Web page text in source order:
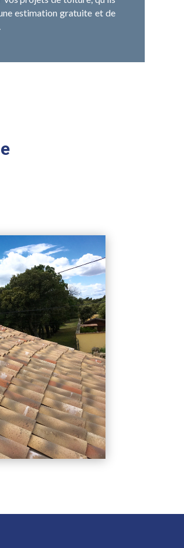
estimation gratuite et de